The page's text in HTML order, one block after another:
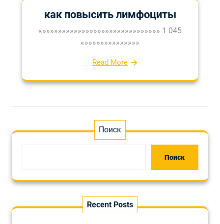
как повысить лимфоциты
«»»»»»»»»»»»»»»»»»»»»»»»»»»»»»» 1 045
«»»»»»»»»»»»»»»
Read More
Поиск
Поиск
Recent Posts